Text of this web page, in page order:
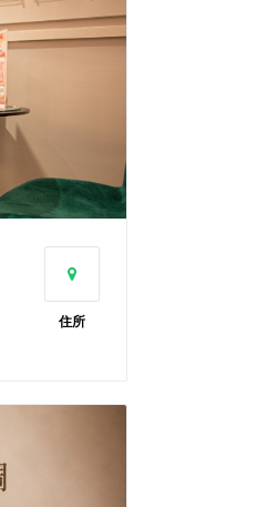
住所